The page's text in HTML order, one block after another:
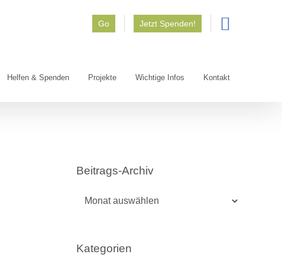
Go Jetzt Spenden!
Helfen & Spenden Projekte Wichtige Infos Kontakt
Beitrags-Archiv
Kategorien